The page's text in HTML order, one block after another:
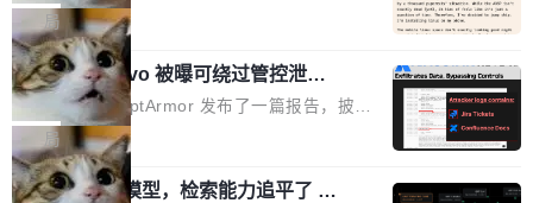
结果——「一块焦炭，上面放了一枝百里香，然
后告诉你这是三分熟。」 判断力仍然是不可替代
的。AI「不能替你定义什么是好，不能决定哪些
取舍可以接受」，也看不出来什么时候结果在技
术上正确、但方向完...
色的小车载着一片硅晶圆，穿过 20 栋建筑，从
石英砂一路走到封装好的芯片。晶圆在每一站都
会发生肉眼可见的变化——长晶体、抛光、涂光
刻胶、蚀刻、离子注入、铜互联。公园中央是一
个环形路线，因为芯片制造需要把光刻流程重复
大约 60 次，每次一层。动画里简化为 4 圈。 整
个项目只有一个 HTML 文件。没有构建步骤，没
篇文章，标题很直白：《I'm switching my phon
e from Android to Linux》。 他的核心论点很简
单：AOSP（Android Open Source Project）
已经死了。不是技术上死了，而是作为一个真正
的开源项目死了。Google 把越来越多的核心功
能从 AOSP 移到了闭源的 Google Play Service
s 里，设备树和内核源码被厂商锁死，你能看到
局
Atlassian Rovo 被曝可绕过管控泄露 J
ira 和 Confluence 数据，厂商两个月没
回复
安全公司 PromptArmor 发布了一篇报告，披露
Atlassian 的 AI agent Rovo 存在严重的数据泄
露漏洞：攻击者可以通过 indirect prompt inject
ion（间接提示注入）窃取整个 Atlassian 租户内
局
一个 4B 开源模型，检索能力追平了 G